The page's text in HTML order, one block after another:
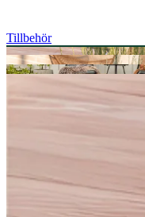
Tillbehör